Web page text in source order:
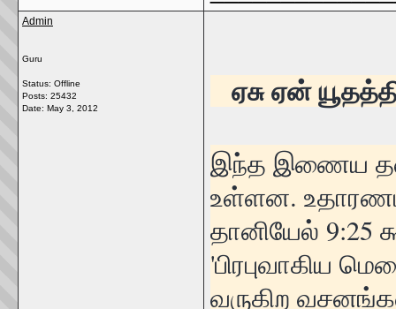
Admin
Guru
Status: Offline
Posts: 25432
Date: May 3, 2012
ஏசு ஏன்
இந்த இணைய
உள்ளன.
தானியேல் 9:25
'பிரபுவாகிய
வருகிற